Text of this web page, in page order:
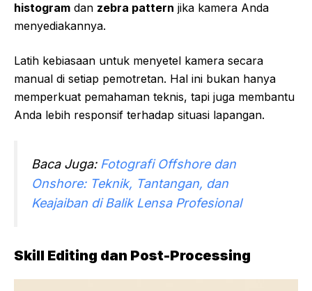
histogram dan zebra pattern jika kamera Anda
menyediakannya.
Latih kebiasaan untuk menyetel kamera secara
manual di setiap pemotretan. Hal ini bukan hanya
memperkuat pemahaman teknis, tapi juga membantu
Anda lebih responsif terhadap situasi lapangan.
Baca Juga: Fotografi Offshore dan
Onshore: Teknik, Tantangan, dan
Keajaiban di Balik Lensa Profesional
Skill Editing dan Post-Processing